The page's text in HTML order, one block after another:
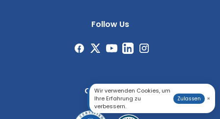
Follow Us
Certification
Wir verwenden Cookies, um
Ihre Erfahrung zu
verbessern.
Zulassen ×